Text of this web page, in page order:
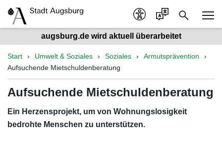
augsburg.de wird aktuell überarbeitet
Start Umwelt & Soziales Soziales
Armutsprävention
Aufsuchende Mietschuldenberatung
Aufsuchende Mietschuldenberatung
Ein Herzensprojekt, um von Wohnungslosigkeit
bedrohte Menschen zu unterstützen.